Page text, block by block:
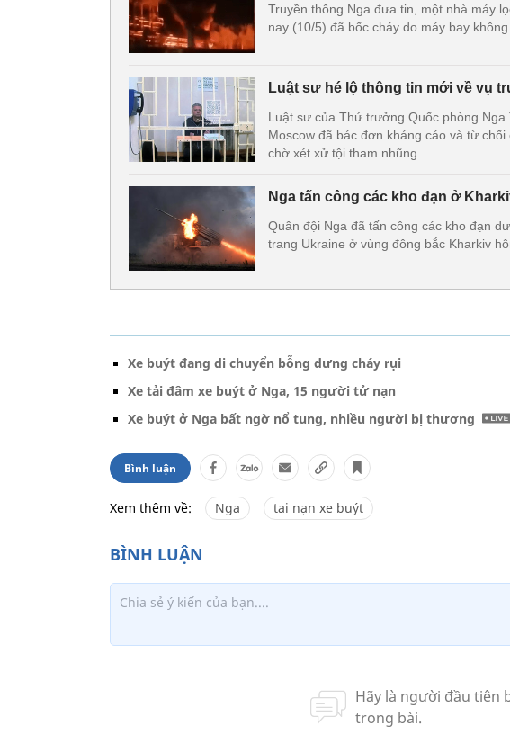
Truyền thông Nga đưa tin, một nhà máy
nay (10/5) đã bốc cháy do máy bay
Luật sư hé lộ thông tin mới về vụ
Luật sư của Thứ trưởng Quốc phòng
Moscow đã bác đơn kháng cáo và từ
chờ xét xử tội tham nhũng.
Nga tấn công các kho đạn ở
Quân đội Nga đã tấn công các kho đạn
trang Ukraine ở vùng đông bắc Kharkiv
Xe buýt đang di chuyển bỗng dưng cháy rụi
Xe tải đâm xe buýt ở Nga, 15 người tử nạn
Xe buýt ở Nga bất ngờ nổ tung, nhiều người bị thương
Bình luận
Xem thêm về: Nga tai nạn xe buýt